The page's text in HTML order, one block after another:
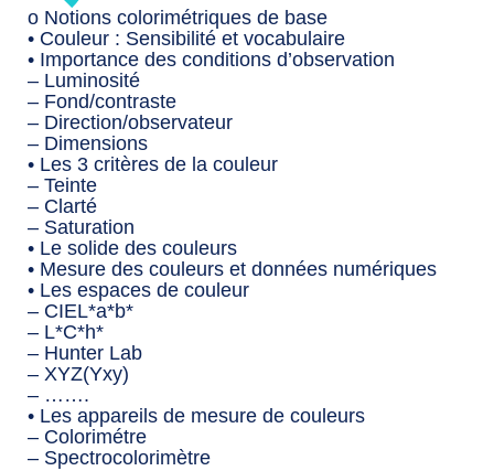
o Notions colorimétriques de base
• Couleur : Sensibilité et vocabulaire
• Importance des conditions d’observation
– Luminosité
– Fond/contraste
– Direction/observateur
– Dimensions
• Les 3 critères de la couleur
– Teinte
– Clarté
– Saturation
• Le solide des couleurs
• Mesure des couleurs et données numériques
• Les espaces de couleur
– CIEL*a*b*
– L*C*h*
– Hunter Lab
– XYZ(Yxy)
– …….
• Les appareils de mesure de couleurs
– Colorimétre
– Spectrocolorimètre